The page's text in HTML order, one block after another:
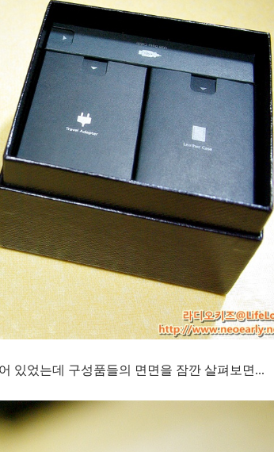
있었는데 구성품들의 면면을 잠깐 살펴보면...